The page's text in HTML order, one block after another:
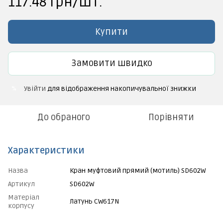
Купити
Замовити швидко
Увійти для відображення накопичувальної знижки
До обраного Порівняти
Характеристики
Назва
Кран муфтовий прямий (мотиль) SD602W
Артикул
SD602W
Матеріал
корпусу
Латунь CW617N